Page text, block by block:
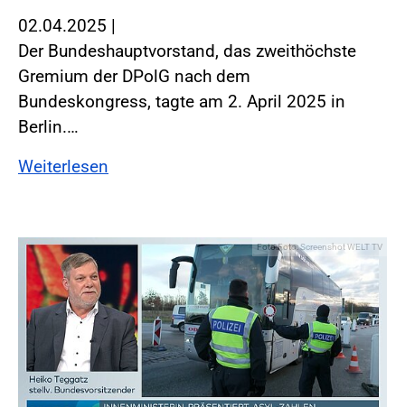
02.04.2025 |
Der Bundeshauptvorstand, das zweithöchste
Gremium der DPolG nach dem
Bundeskongress, tagte am 2. April 2025 in
Berlin.…
Weiterlesen
Foto:Foto: Screenshot WELT TV